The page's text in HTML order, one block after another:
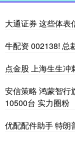
大通证券 这些体表
牛配资 002138! 总
点金股 上海生生
安信策略 鸿蒙智行
10500台 实力圈粉
优配配件助手 特朗